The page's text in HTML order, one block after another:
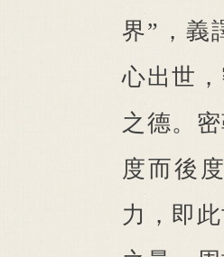
界”，義
心出世
之德。
度而後
力，即